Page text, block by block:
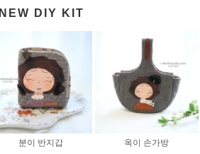
NEW DIY KIT
분이 반지갑
옥이 손가방